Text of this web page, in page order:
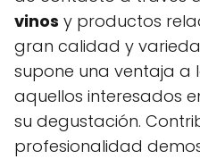
vinos y productos
gran calidad y
supone una ventaja
aquellos interesados
su degustación.
profesionalidad